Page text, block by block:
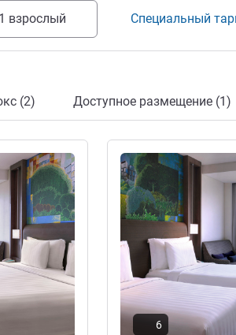
взрослый Специальный
(2) Доступное размещение (1)
Подробная
6